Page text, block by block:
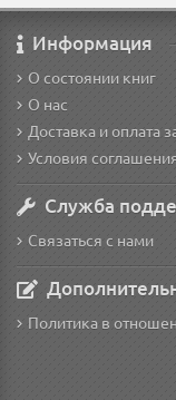
Информация
О состоянии книг
О нас
Доставка и оплата
Условия
Служба
Связаться с нами
Политика в